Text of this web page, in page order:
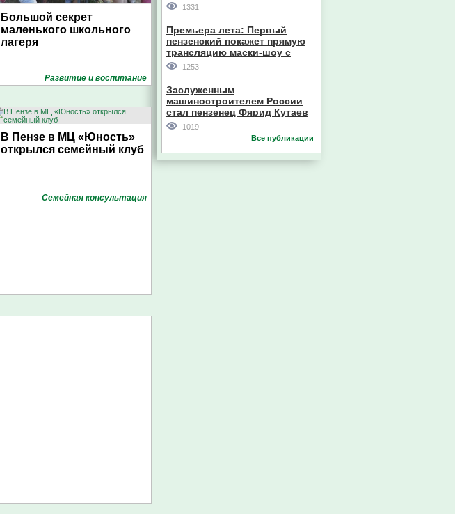
Большой секрет
маленького школьного
лагеря
Развитие и воспитание
В Пензе в МЦ «Юность»
открылся семейный клуб
Семейная консультация
1331
Премьера лета: Первый
пензенский покажет прямую
трансляцию маски-шоу с
участием компании из Южной
1253
Заслуженным
машиностроителем России
стал пензенец Фярид Кутаев
1019
Все публикации